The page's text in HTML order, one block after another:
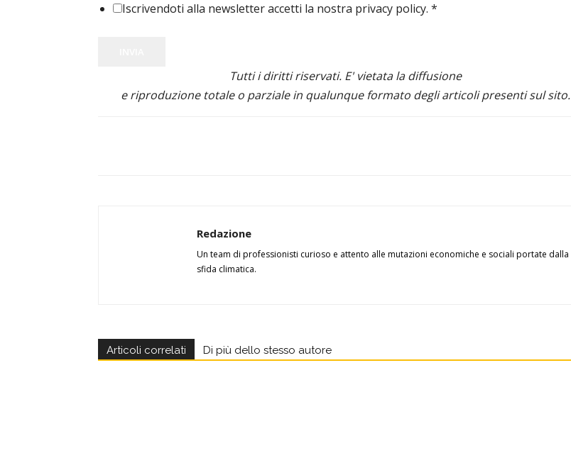
Iscrivendoti alla newsletter accetti la nostra privacy policy. *
Tutti i diritti riservati. E' vietata la diffusione
e riproduzione totale o parziale in qualunque formato degli articoli presenti sul sito.
Redazione
Un team di professionisti curioso e attento alle mutazioni economiche e sociali portate dalla
sfida climatica.
Articoli correlati Di più dello stesso autore